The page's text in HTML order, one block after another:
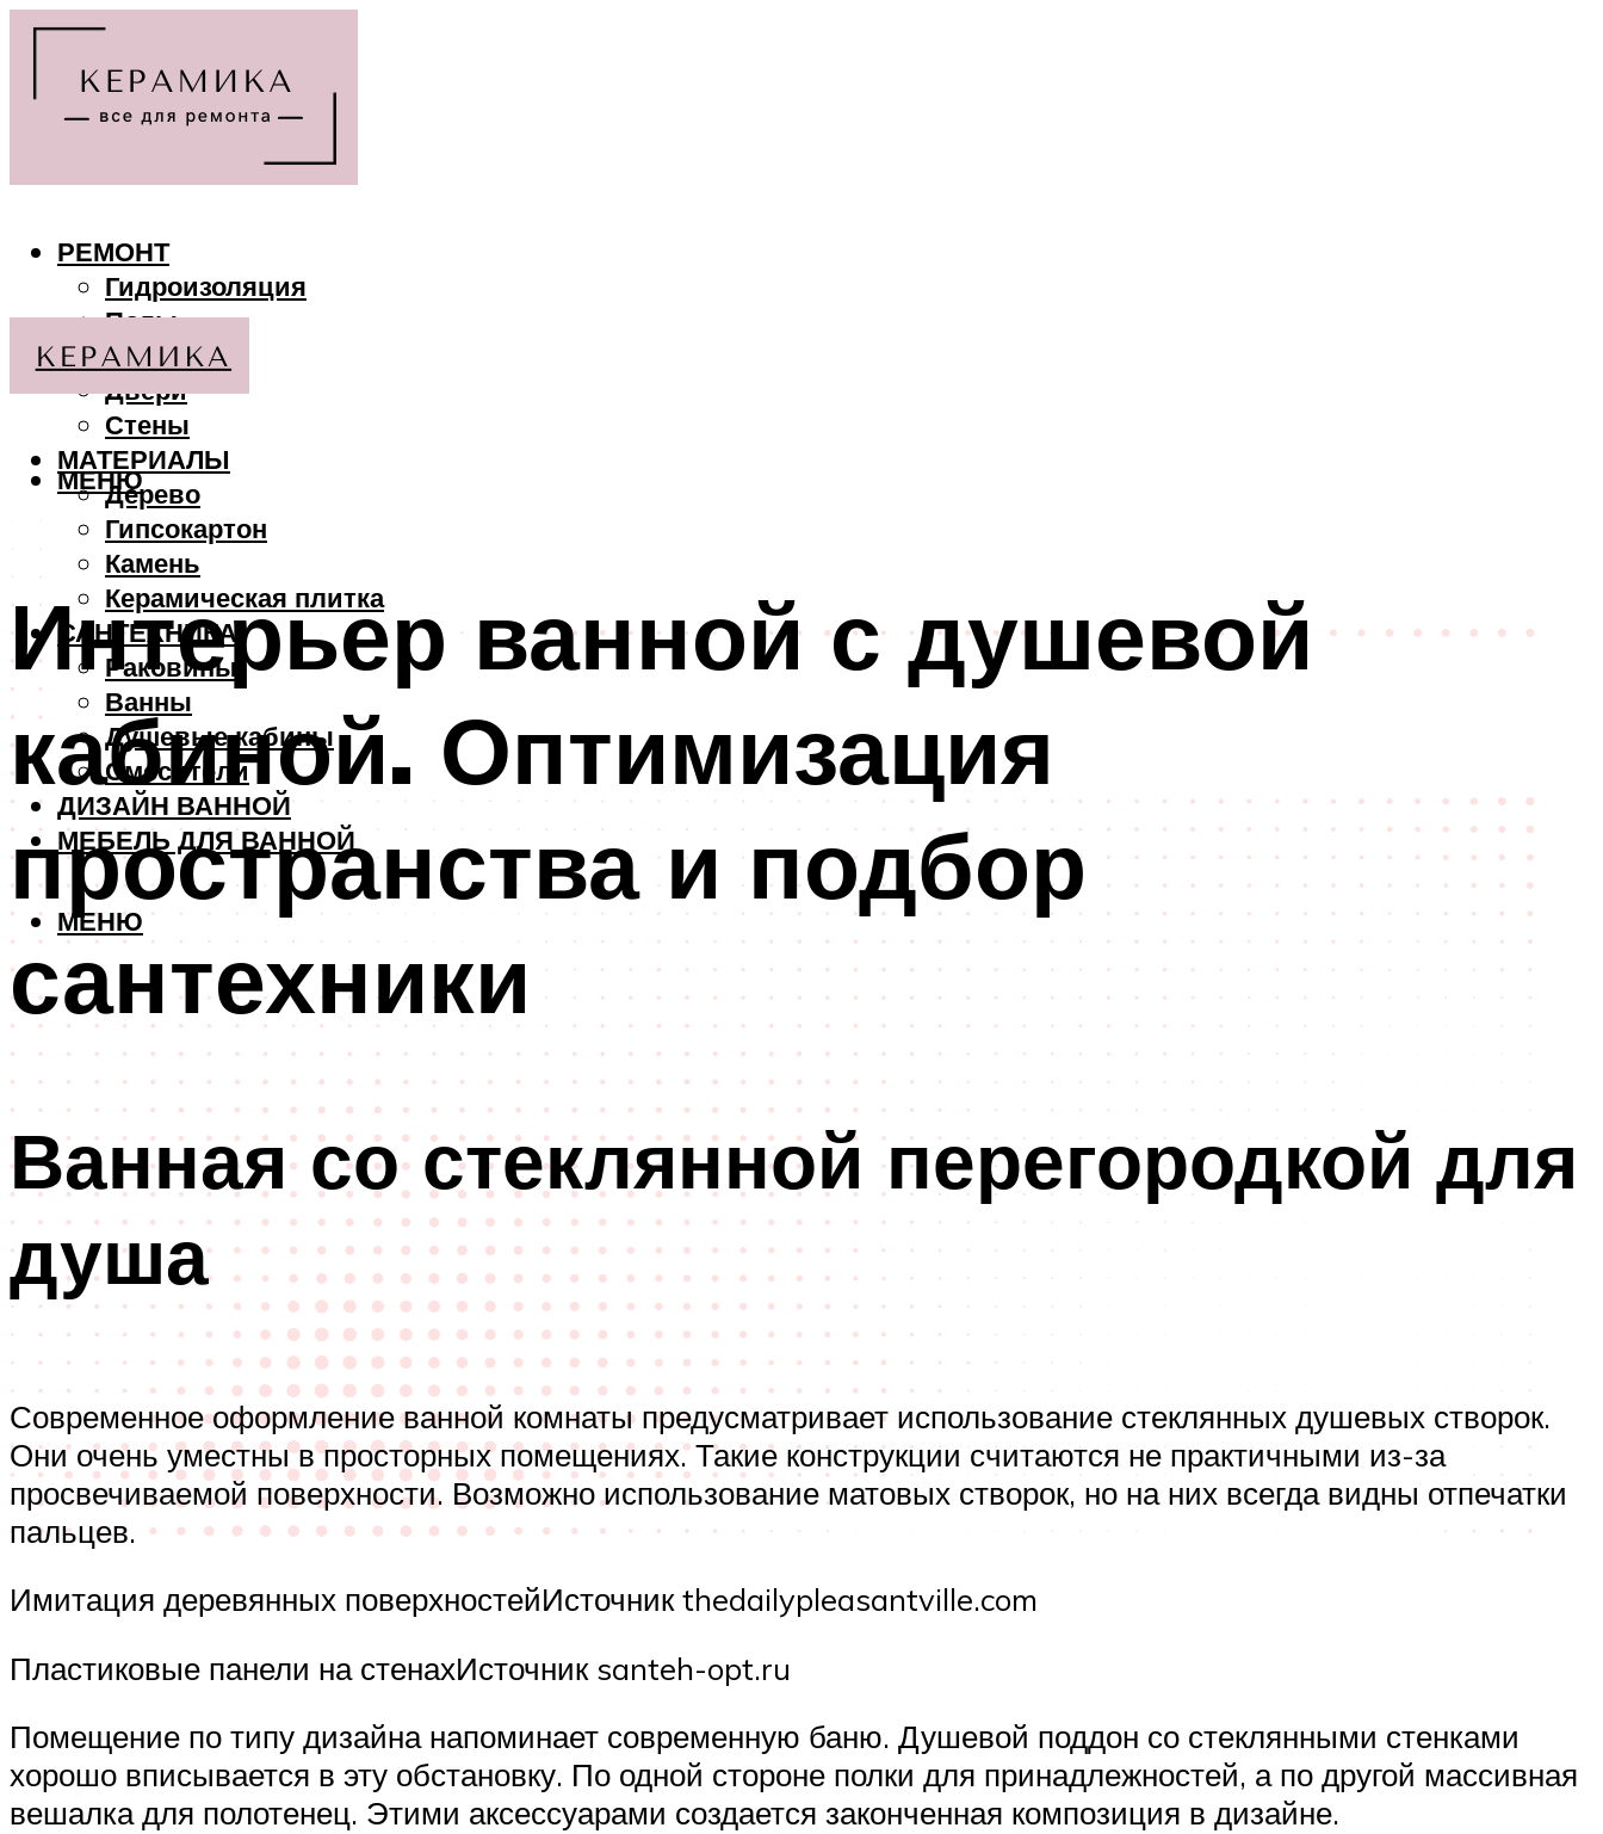
РЕМОНТ
Гидроизоляция
Полы
Потолки
Двери
Стены
МАТЕРИАЛЫ
Дерево
Гипсокартон
Камень
Керамическая плитка
САНТЕХНИКА
Раковины
Ванны
Душевые кабины
Смесители
ДИЗАЙН ВАННОЙ
МЕБЕЛЬ ДЛЯ ВАННОЙ
МЕНЮ
МЕНЮ
Интерьер ванной с душевой
кабиной. Оптимизация
пространства и подбор
сантехники
Ванная со стеклянной перегородкой для
душа
Современное оформление ванной комнаты предусматривает использование стеклянных душевых створок.
Они очень уместны в просторных помещениях. Такие конструкции считаются не практичными из-за
просвечиваемой поверхности. Возможно использование матовых створок, но на них всегда видны отпечатки
пальцев.
Имитация деревянных поверхностейИсточник thedailypleasantville.com
Пластиковые панели на стенахИсточник santeh-opt.ru
Помещение по типу дизайна напоминает современную баню. Душевой поддон со стеклянными стенками
хорошо вписывается в эту обстановку. По одной стороне полки для принадлежностей, а по другой массивная
вешалка для полотенец. Этими аксессуарами создается законченная композиция в дизайне.